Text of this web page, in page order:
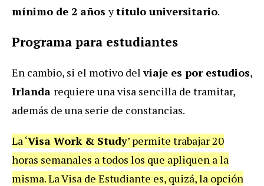
mínimo de 2 añosytítulo universitario.
Programa para estudiantes
En cambio, si el motivo delviaje es por estudios,
Irlanda requiere una visa sencilla de tramitar,
además de una serie de constancias.
La ‘Visa Work & Study’ permite trabajar 20
horas semanales a todos los que apliquen a la
misma. La Visa de Estudiante es, quizá, la opción